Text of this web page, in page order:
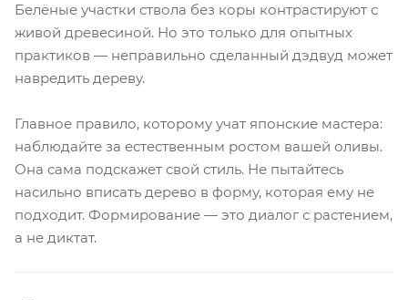
Белёные участки ствола без коры контрастируют с
живой древесиной. Но это только для опытных
практиков — неправильно сделанный дэдвуд может
навредить дереву.
Главное правило, которому учат японские мастера:
наблюдайте за естественным ростом вашей оливы.
Она сама подскажет свой стиль. Не пытайтесь
насильно вписать дерево в форму, которая ему не
подходит. Формирование — это диалог с растением,
а не диктат.